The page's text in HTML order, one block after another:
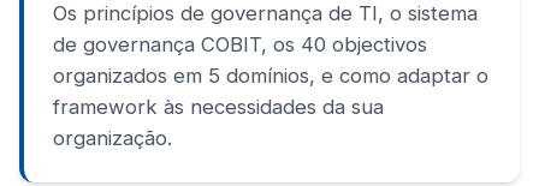
Os princípios de governança de TI, o sistema
de governança COBIT, os 40 objectivos
organizados em 5 domínios, e como adaptar o
framework às necessidades da sua
organização.